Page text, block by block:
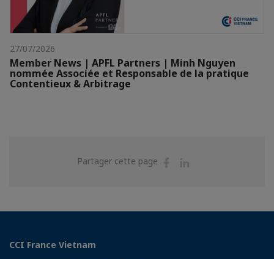
27/07/2026
Member News | APFL Partners | Minh Nguyen
nommée Associée et Responsable de la pratique
Contentieux & Arbitrage
Partager cette page
Partager
CCI France Vietnam